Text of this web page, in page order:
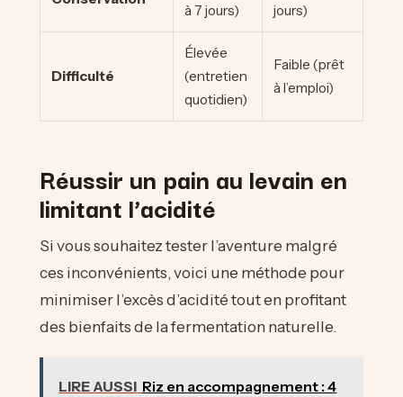
à 7 jours)
jours)
Difficulté
Élevée
(entretien
quotidien)
Faible (prêt
à l’emploi)
Réussir un pain au levain en
limitant l’acidité
Si vous souhaitez tester l’aventure malgré
ces inconvénients, voici une méthode pour
minimiser l’excès d’acidité tout en profitant
des bienfaits de la fermentation naturelle.
LIRE AUSSI Riz en accompagnement : 4